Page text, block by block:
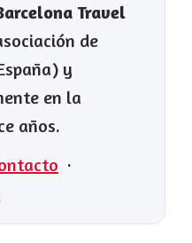
Travel
de
y
en la
años.
·